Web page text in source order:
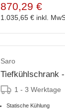
870,29 €
1.035,65 € inkl.
Saro
Tiefkühlschrank
1 - 3 Werktage
Statische Kühlung